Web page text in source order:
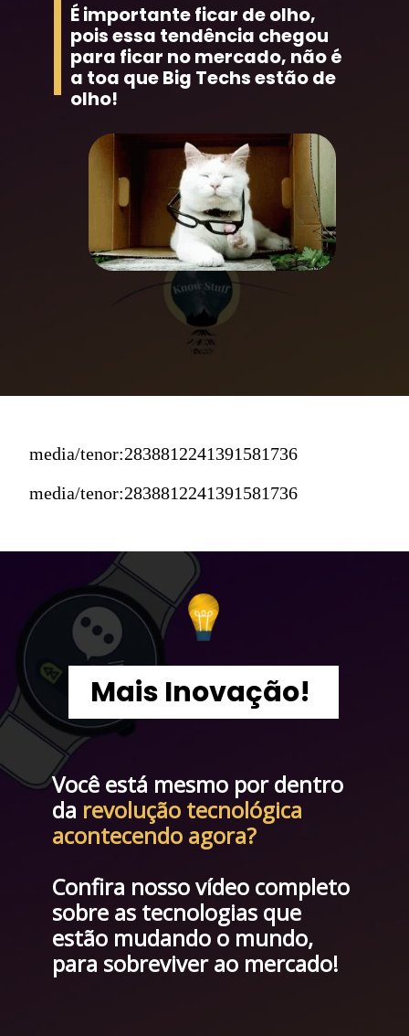
É importante ficar de olho,
pois essa tendência chegou
para ficar no mercado, não é
a toa que Big Techs estão de
olho!
media/tenor:2838812241391581736
media/tenor:2838812241391581736
Mais Inovação!
Você está mesmo por dentro
da revolução tecnológica
acontecendo agora?
Confira nosso vídeo completo
sobre as tecnologias que
estão mudando o mundo,
para sobreviver ao mercado!